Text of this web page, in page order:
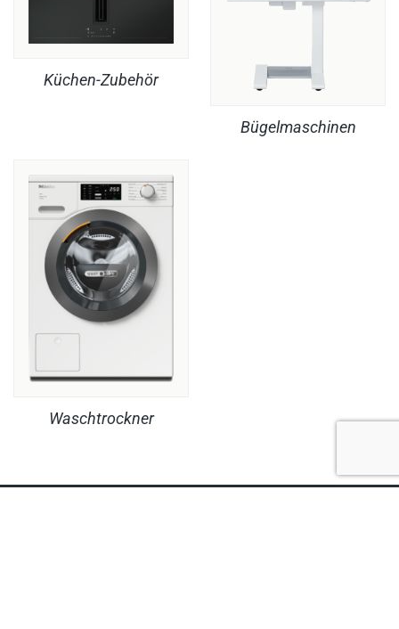
Küchen-Zubehör
Bügelmaschinen
Waschtrockner